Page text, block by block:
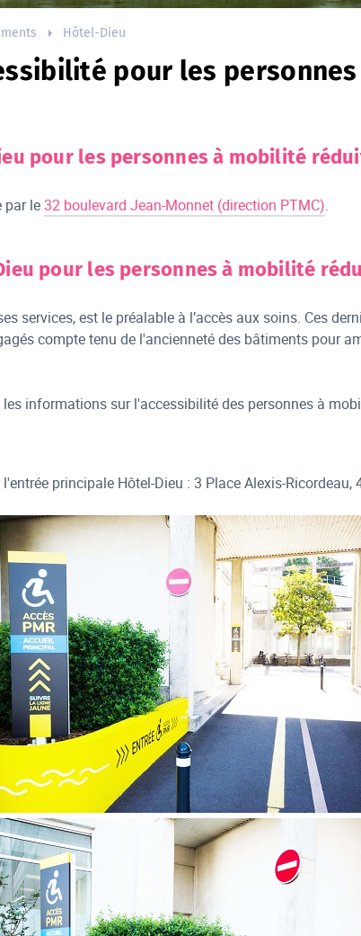
Hôtel-Dieu
pour les
pour les personnes à mobilité
par le32 boulevard Jean-Monnet (direction PTMC).
pour les personnes à mobilité
services, est le préalable à l’accès aux soins. Ces
compte tenu de l'ancienneté des bâtiments pour
informations sur l'accessibilité des personnes à
principale Hôtel-Dieu : 3 Place Alexis-Ricordeau,